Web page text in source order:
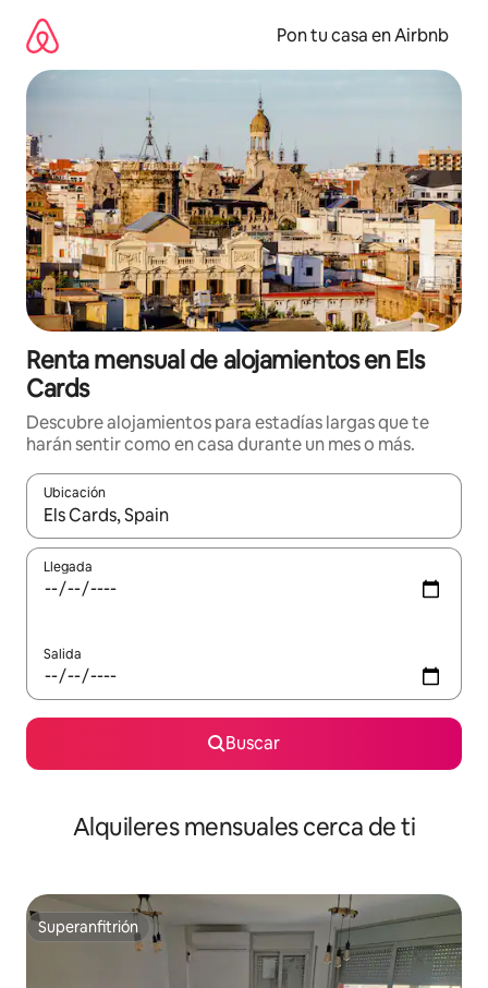
contenido
Pon tu casa en Airbnb
Renta mensual de alojamientos en Els
Cards
Descubre alojamientos para estadías largas que te
harán sentir como en casa durante un mes o más.
Ubicación
Cuando los resultados estén disponibles, navega con las
Llegada
Salida
Buscar
Alquileres mensuales cerca de ti
Superanfitrión
Superanfitrión